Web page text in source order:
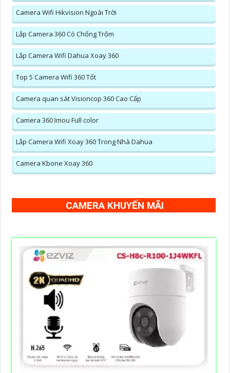
Camera Wifi Hikvision Ngoài Trời
Lắp Camera 360 Có Chống Trộm
Lắp Camera Wifi Dahua Xoay 360
Top 5 Camera Wifi 360 Tốt
Camera quan sát Visioncop 360 Cao Cấp
Camera 360 Imou Full color
Lắp Camera Wifi Xoay 360 Trong Nhà Dahua
Camera Kbone Xoay 360
CAMERA KHUYẾN MÃI